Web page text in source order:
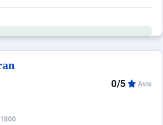
cet appartement premium se
trouverez sur place : un
0/5 Avis